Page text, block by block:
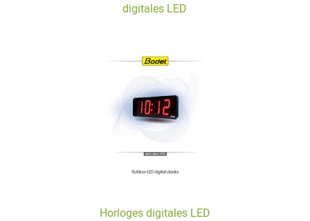
digitales LED
Horloges digitales LED